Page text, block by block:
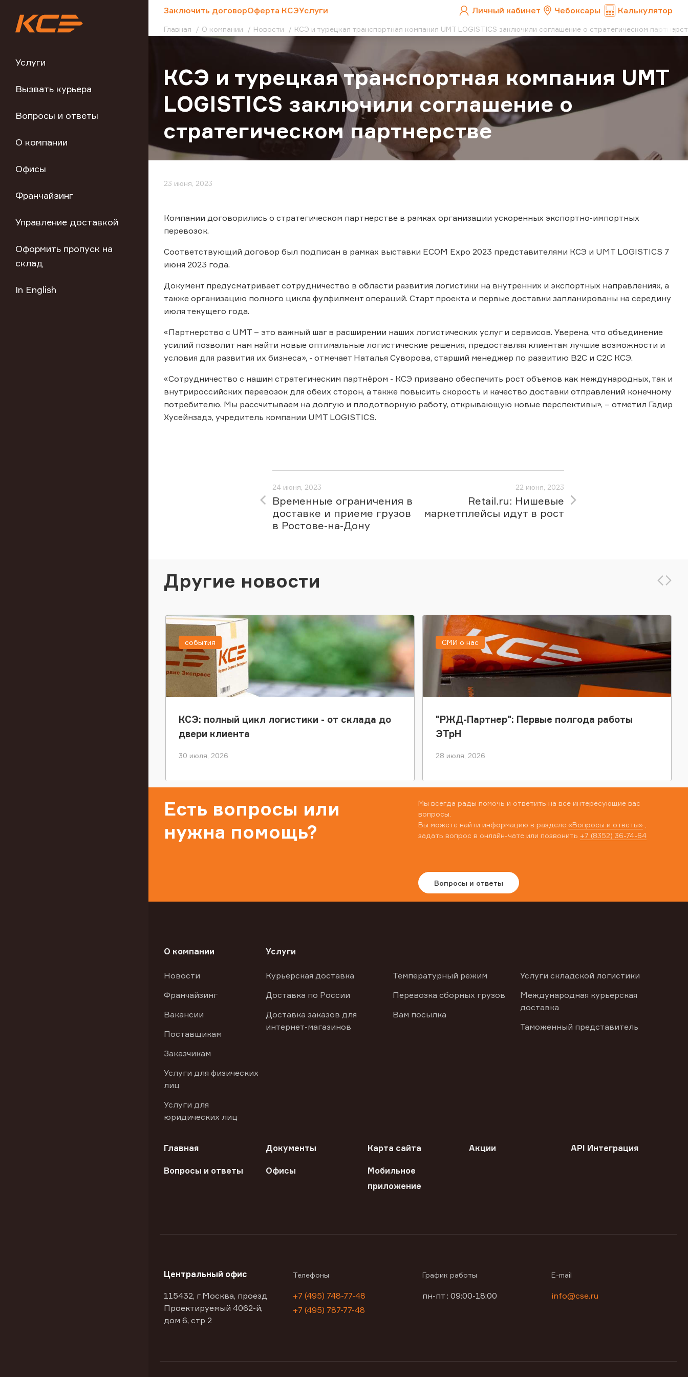
Услуги
Вызвать курьера
Вопросы и ответы
О компании
Офисы
Франчайзинг
Управление доставкой
Оформить пропуск на
склад
In English
Заключить договорОферта КСЭУслуги Личный кабинет Чебоксары Калькулятор
Главная О компании Новости КСЭ и турецкая транспортная компания UMT LOGISTICS заключили соглашение о стратегическом
КСЭ и турецкая транспортная компания UMT
LOGISTICS заключили соглашение о
стратегическом партнерстве
23 июня, 2023
Компании договорились о стратегическом партнерстве в рамках организации ускоренных экспортно-импортных
перевозок.
Соответствующий договор был подписан в рамках выставки ECOM Expo 2023 представителями КСЭ и UMT LOGISTICS 7
июня 2023 года.
Документ предусматривает сотрудничество в области развития логистики на внутренних и экспортных направлениях, а
также организацию полного цикла фулфилмент операций. Старт проекта и первые доставки запланированы на середину
июля текущего года.
«Партнерство с UMT – это важный шаг в расширении наших логистических услуг и сервисов. Уверена, что объединение
усилий позволит нам найти новые оптимальные логистические решения, предоставляя клиентам лучшие возможности и
условия для развития их бизнеса», - отмечает Наталья Суворова, старший менеджер по развитию B2C и С2С КСЭ.
«Сотрудничество с нашим стратегическим партнёром - КСЭ призвано обеспечить рост объемов как международных, так и
внутрироссийских перевозок для обеих сторон, а также повысить скорость и качество доставки отправлений конечному
потребителю. Мы рассчитываем на долгую и плодотворную работу, открывающую новые перспективы», – отметил Гадир
Хусейнзадэ, учредитель компании UMT LOGISTICS.
24 июня, 2023
Временные ограничения в
доставке и приеме грузов
в Ростове-на-Дону
22 июня, 2023
Retail.ru: Нишевые
маркетплейсы идут в рост
Другие новости
КСЭ: полный цикл логистики - от склада до
двери клиента
30 июля, 2026
события
"РЖД-Партнер": Первые полгода работы
ЭТрН
28 июля, 2026
СМИ о нас
Есть вопросы или
нужна помощь?
Мы всегда рады помочь и ответить на все интересующие вас
вопросы.
Вы можете найти информацию в разделе «Вопросы и ответы»
задать вопрос в онлайн-чате или позвонить +7 (8352) 36-74-64
Вопросы и ответы
О компании
Новости
Франчайзинг
Вакансии
Поставщикам
Заказчикам
Услуги для физических
лиц
Услуги для
юридических лиц
Услуги
Курьерская доставка
Доставка по России
Доставка заказов для
интернет-магазинов
Температурный режим
Перевозка сборных грузов
Вам посылка
Услуги складской логистики
Международная курьерская
доставка
Таможенный представитель
Главная Документы Карта сайта Акции API Интеграция
Вопросы и ответы Офисы
Мобильное
приложение
Центральный офис
115432, г Москва, проезд
Проектируемый 4062-й,
дом 6, стр 2
Телефоны
+7 (495) 748-77-48
+7 (495) 787-77-48
График работы
пн-пт : 09:00-18:00
E-mail
info@cse.ru